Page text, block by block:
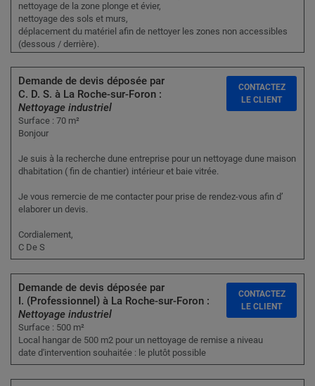
nettoyage de la zone plonge et évier,
nettoyage des sols et murs,
déplacement du matériel afin de nettoyer les zones non accessibles
(dessous / derrière).
Demande de devis déposée par
C. D. S. à La Roche-sur-Foron :
Nettoyage industriel
Surface : 70 m²
Bonjour
Je suis à la recherche dune entreprise pour un nettoyage dune maison
dhabitation ( fin de chantier) intérieur et baie vitrée.
Je vous remercie de me contacter pour prise de rendez-vous afin d’
elaborer un devis.
Cordialement,
C De S
CONTACTEZ
LE CLIENT
Demande de devis déposée par
I. (Professionnel) à La Roche-sur-Foron :
Nettoyage industriel
Surface : 500 m²
Local hangar de 500 m2 pour un nettoyage de remise a niveau
date d'intervention souhaitée : le plutôt possible
CONTACTEZ
LE CLIENT